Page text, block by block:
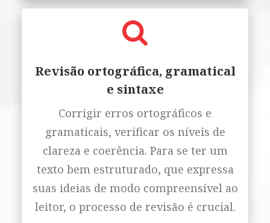
Revisão ortográfica, gramatical
e sintaxe
Corrigir erros ortográficos e
gramaticais, verificar os níveis de
clareza e coerência. Para se ter um
texto bem estruturado, que expressa
suas ideias de modo compreensível ao
leitor, o processo de revisão é crucial.